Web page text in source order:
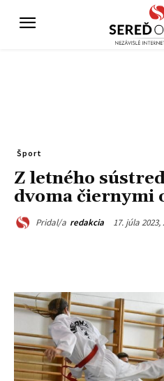
Šport
Z letného
dvoma čiernymi
Pridal/a redakcia 17. júla 2023,